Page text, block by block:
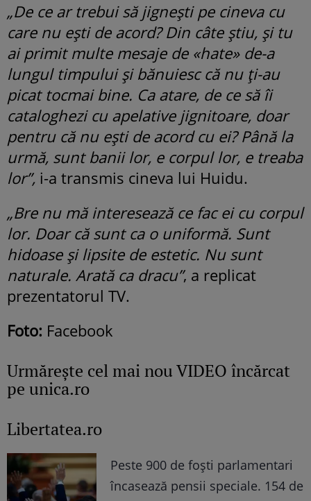
„De ce ar trebui să jignești pe cineva cu
care nu ești de acord? Din câte știu, și tu
ai primit multe mesaje de «hate» de-a
lungul timpului și bănuiesc că nu ți-au
picat tocmai bine. Ca atare, de ce să îi
cataloghezi cu apelative jignitoare, doar
pentru că nu ești de acord cu ei? Până la
urmă, sunt banii lor, e corpul lor, e treaba
lor”, i-a transmis cineva lui Huidu.
„Bre nu mă interesează ce fac ei cu corpul
lor. Doar că sunt ca o uniformă. Sunt
hidoase și lipsite de estetic. Nu sunt
naturale. Arată ca dracu”, a replicat
prezentatorul TV.
Foto: Facebook
Urmăreşte cel mai nou VIDEO încărcat
pe unica.ro
Libertatea.ro
Peste 900 de foști parlamentari
încasează pensii speciale. 154 de